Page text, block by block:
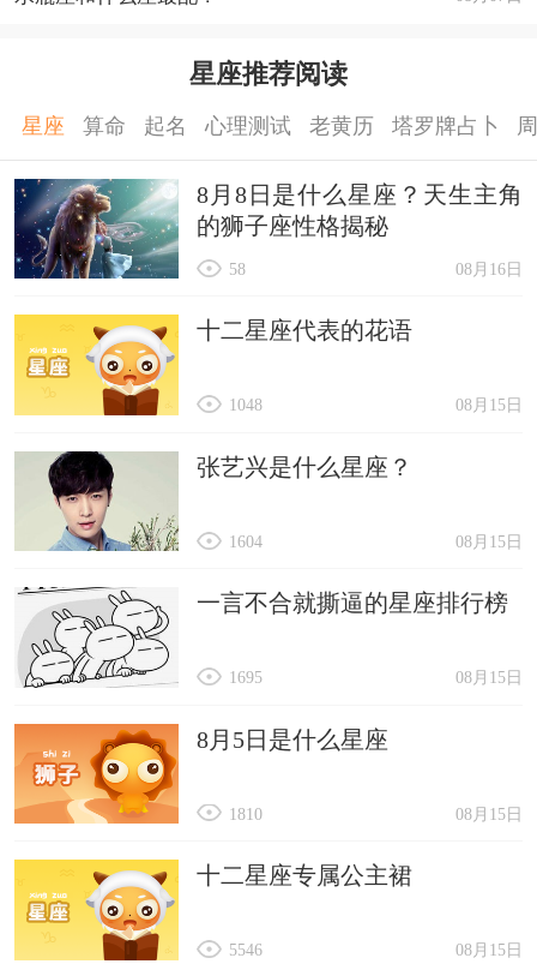
星座推荐阅读
星座 算命 起名 心理测试 老黄历 塔罗牌占卜
8月8日是什么星座？天生主角
的狮子座性格揭秘
08月16日
58
十二星座代表的花语
08月15日
1048
张艺兴是什么星座？
08月15日
1604
一言不合就撕逼的星座排行榜
08月15日
1695
8月5日是什么星座
08月15日
1810
十二星座专属公主裙
08月15日
5546